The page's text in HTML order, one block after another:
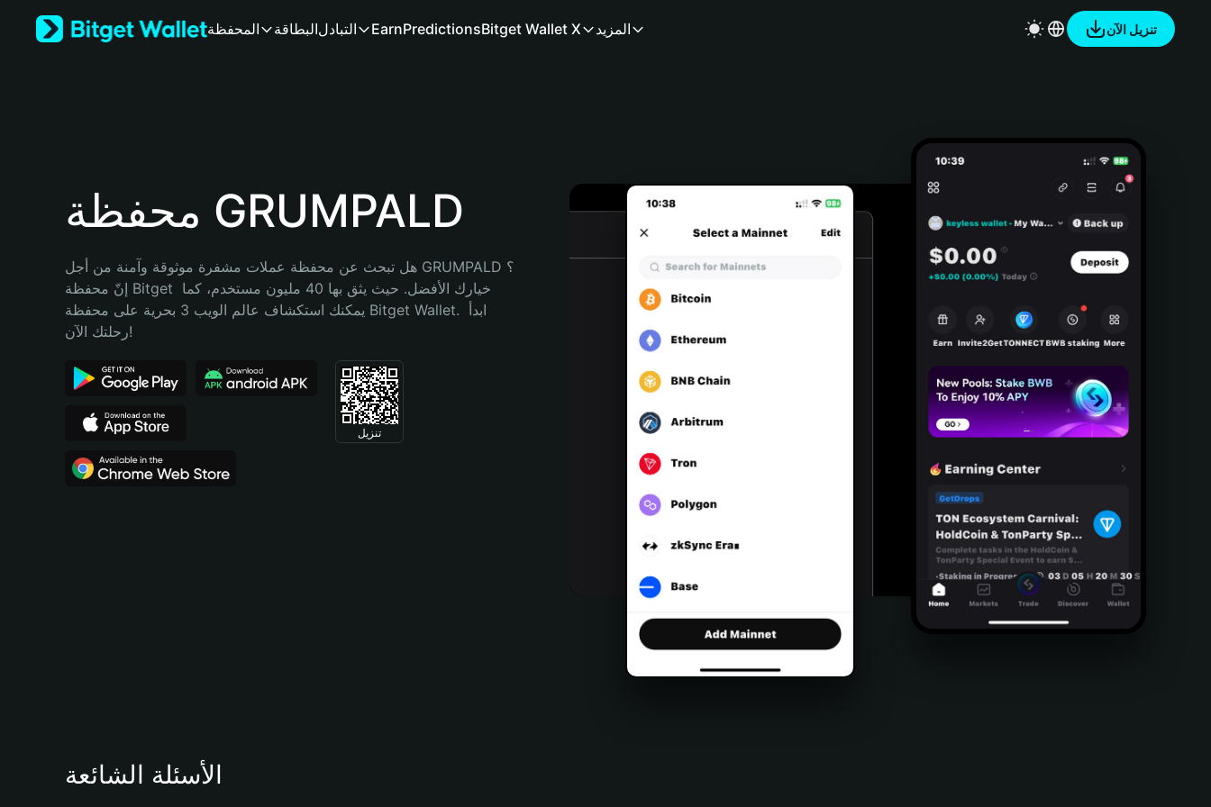
Bahasa Indonesia
Português (Brasil)
المحفظة البطاقةالتبادل EarnPredictionsBitget Wallet X المزيد تنزيل الآن
محفظة GRUMPALD
هل تبحث عن محفظة عملات مشفرة موثوقة وآمنة من أجل GRUMPALD؟
إنّ محفظة Bitget خيارك الأفضل. حيث يثق بها 40 مليون مستخدم، كما
يمكنك استكشاف عالم الويب 3 بحرية على محفظة Bitget Wallet. ابدأ
رحلتك الآن!
تنزيل
الأسئلة الشائعة